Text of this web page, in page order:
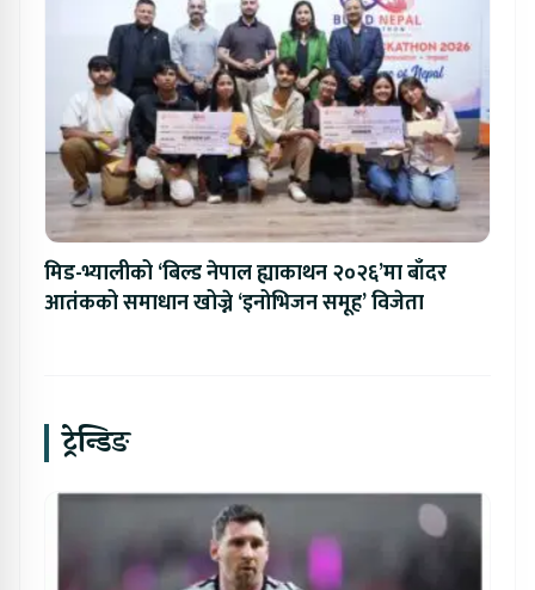
मिड-भ्यालीको ‘बिल्ड नेपाल ह्याकाथन २०२६’मा बाँदर
आतंकको समाधान खोज्ने ‘इनोभिजन समूह’ विजेता
ट्रेन्डिङ